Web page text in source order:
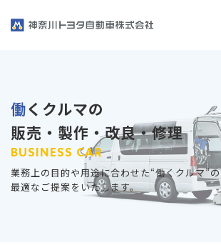
働くクルマの
販売・製作・改良・修理
BUSINESS CAR
業務上の目的や用途に合わせた“働くクルマ”の
最適なご提案をいたします。